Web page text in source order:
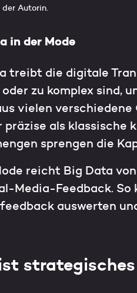
Autorin.
in der Mode
treibt die digitale
zu komplex sind,
vielen
präzise als klassische
sprengen die
reicht Big Data
Media-Feedback.
auswerten